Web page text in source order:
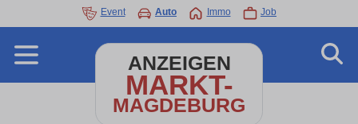
Event Auto Immo Job
ANZEIGEN
MARKT-
MAGDEBURG